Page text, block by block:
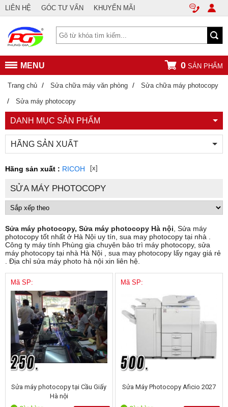
LIÊN HỆ GÓC TƯ VẤN KHUYẾN MÃI
MENU 0 SẢN PHẨM
Trang chủ / Sửa chữa máy văn phòng / Sửa chữa máy photocopy
/ Sửa máy photocopy
DANH MỤC SẢN PHẨM
HÃNG SẢN XUẤT
Hãng sản xuất : RICOH [x]
SỬA MÁY PHOTOCOPY
Sửa máy photocopy, Sửa máy photocopy Hà nội , Sửa máy
photocopy tốt nhất ở Hà Nội uy tín, sua may photocopy tại nhà .
Công ty máy tính Phùng gia chuyên bảo trì máy photocopy, sửa
máy photocopy tại nhà Hà Nội , sua may photocopy lấy ngay giá rẻ
. Địa chỉ sửa máy photo hà nội xin liên hệ.
Mã SP:
Sửa máy photocopy tại Cầu Giấy
Hà nội
Mã SP:
Sửa Máy Photocopy Aficio 2027